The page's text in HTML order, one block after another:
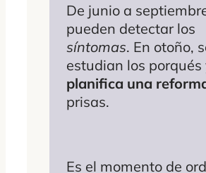
De junio a
pueden detectar los
síntomas. En otoño,
estudian los porqués
planifica una
prisas.
Es el momento de